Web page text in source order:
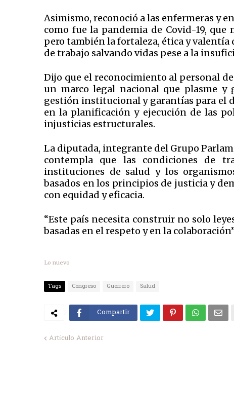
Asimismo, reconoció a las enfermeras y
como fue la pandemia de Covid-19,
pero también la fortaleza, ética y valentía
de trabajo salvando vidas pese a la
Dijo que el reconocimiento al personal
un marco legal nacional que plasme y
gestión institucional y garantías para el
en la planificación y ejecución de las
injusticias estructurales.
La diputada, integrante del Grupo
contempla que las condiciones de
instituciones de salud y los
basados en los principios de justicia y
con equidad y eficacia.
“Este país necesita construir no solo
basadas en el respeto y en la
Lo nuevo
Tags Congreso Guerrero Salud
Compartir
Artículo Anterior